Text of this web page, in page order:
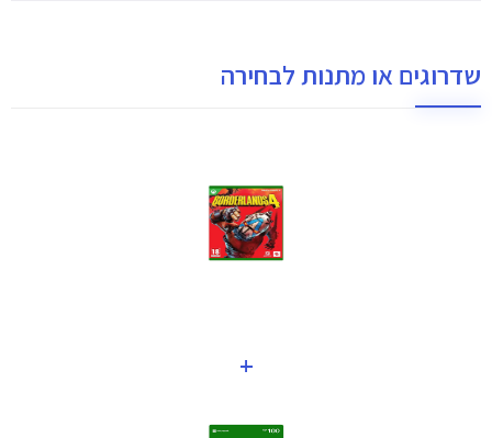
שדרוגים או מתנות לבחירה
+